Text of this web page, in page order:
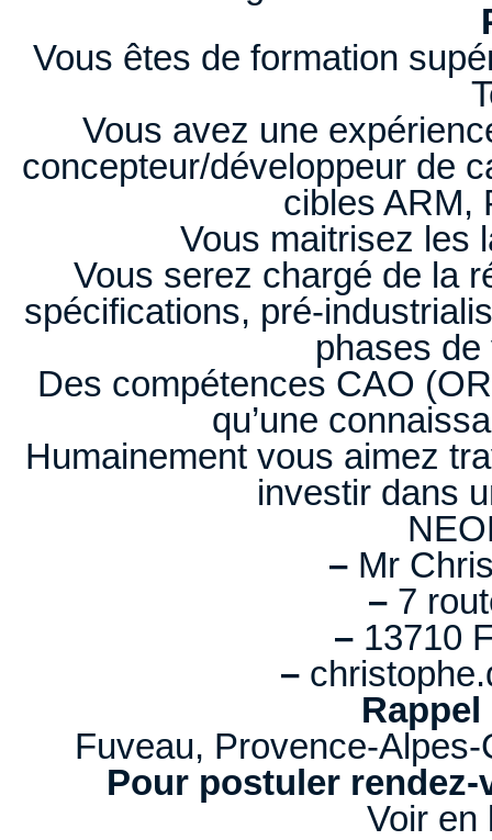
Vous êtes de formation
Vous avez une
concepteur/développeur de
cibles ARM,
Vous maitrisez les
Vous serez chargé de la
spécifications, pré-
phases
Des compétences CAO
qu’une
Humainement vous aimez
investir dans
– Mr
– 7
– 13710
–
Fuveau, Provence-Alpes-
Pour postuler rendez-
Voir